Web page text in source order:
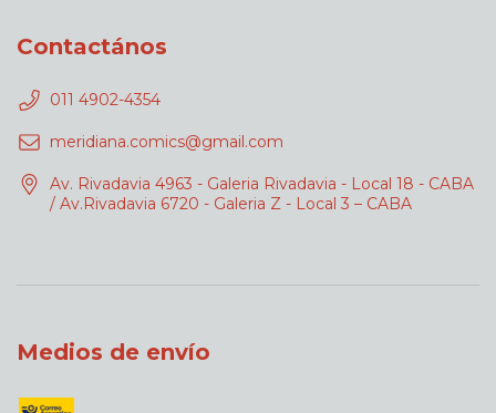
Contactános
011 4902-4354
meridiana.comics@gmail.com
Av. Rivadavia 4963 - Galeria Rivadavia - Local 18 - CABA
/ Av.Rivadavia 6720 - Galeria Z - Local 3 – CABA
Medios de envío